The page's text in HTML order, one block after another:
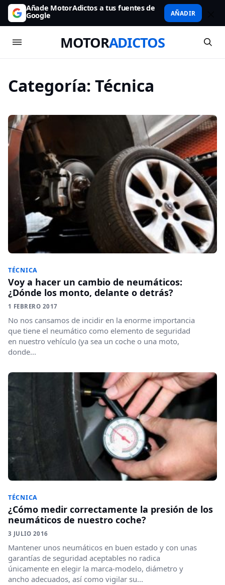
Añade MotorAdictos a tus fuentes de
Google AÑADIR
MOTORADICTOS
Categoría: Técnica
TÉCNICA
Voy a hacer un cambio de neumáticos:
¿Dónde los monto, delante o detrás?
1 FEBRERO 2017
No nos cansamos de incidir en la enorme importancia
que tiene el neumático como elemento de seguridad
en nuestro vehículo (ya sea un coche o una moto,
donde...
TÉCNICA
¿Cómo medir correctamente la presión de los
neumáticos de nuestro coche?
3 JULIO 2016
Mantener unos neumáticos en buen estado y con unas
garantías de seguridad aceptables no radica
únicamente en elegir la marca-modelo, diámetro y
ancho adecuados, así como vigilar su...